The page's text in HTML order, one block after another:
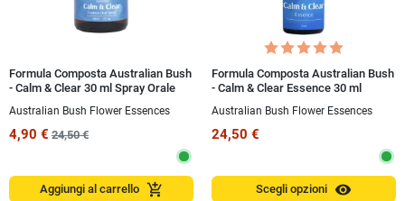
Formula Composta Australian Bush
- Calm & Clear 30 ml Spray Orale
Australian Bush Flower Essences
4,90 € 24,50 €
Aggiungi al carrello add_shopping_cart
Formula Composta Australian Bush
- Calm & Clear Essence 30 ml
Australian Bush Flower Essences
24,50 €
Scegli opzioni visibility